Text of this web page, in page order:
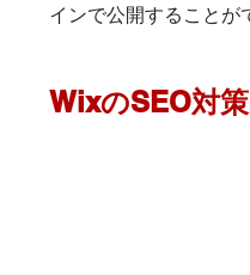
インで公開することが
WixのSEO対